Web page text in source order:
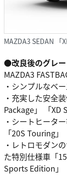
MAZDA3 SEDAN 「
●改良後のグレ
MAZDA3
・シンプルなベ
・充実した安全
Package」 「XD
・シートヒータ
「20S Touring
・レトロモダン
た特別仕様車「
Sports Edition」